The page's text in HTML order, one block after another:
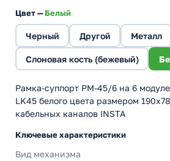
Цвет —Белый
Черный Другой Металл
Слоновая кость (бежевый)
Рамка-суппорт PM-45/6 на 6
LK45 белого цвета размером
кабельных каналов INSTA
Ключевые характеристики
Вид механизма